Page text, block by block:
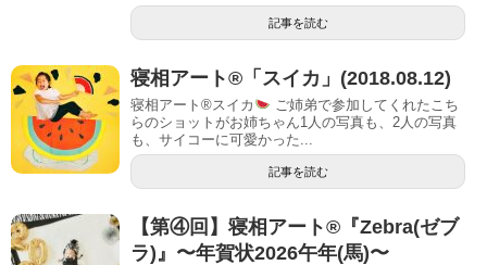
記事を読む
寝相アート®︎「スイカ」(2018.08.12)
寝相アート®︎スイカ
ご姉弟で参加してくれたこち
らのショットがお姉ちゃん1人の写真も、2人の写真
も、サイコーに可愛かった...
記事を読む
【第④回】寝相アート®︎『Zebra(ゼブ
ラ)』〜年賀状2026午年(馬)〜